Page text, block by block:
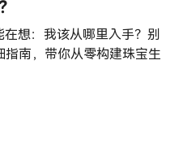
想：我该从哪里入手？别
南，带你从零构建珠宝生